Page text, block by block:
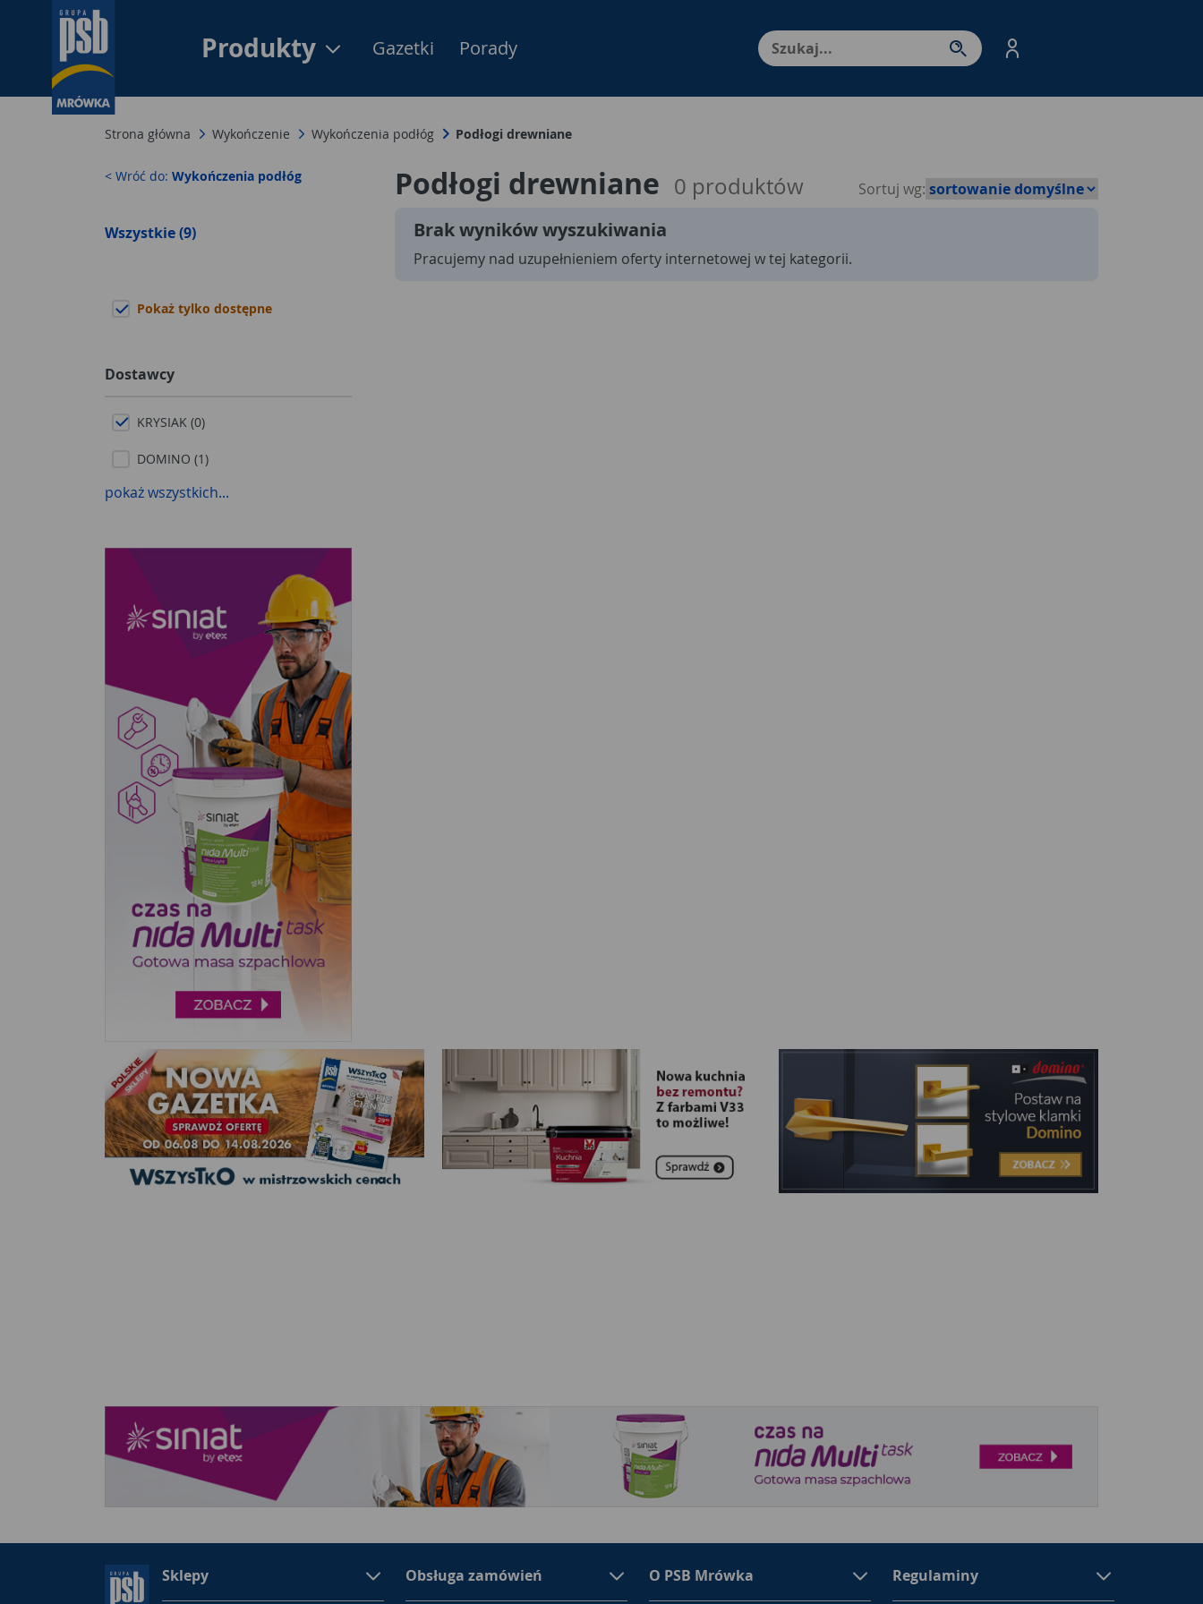
Produkty Menu Produktów, nawigacja: Enter - przejdź do strony produktów. Spacja – otwórz/
Gazetki Porady
Strona główna Wykończenie Wykończenia podłóg Podłogi drewniane
< Wróć do: Wykończenia podłóg
Wszystkie (9)
Pokaż tylko dostępne
Dostawcy
KRYSIAK (0)
DOMINO (1)
pokaż wszystkich...
Podłogi drewniane 0 produktów Sortuj wg:
Brak wyników wyszukiwania
Pracujemy nad uzupełnieniem oferty internetowej w tej kategorii.
Sklepy Obsługa zamówień O PSB Mrówka Regulaminy